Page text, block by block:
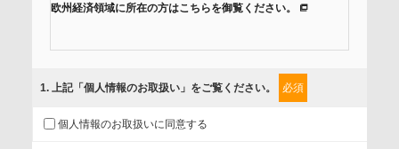
欧州経済領域に所在の方はこちらを御覧ください。
組みを行っています。
に取扱い、これらで定める範囲内で、サービスの提供やご案
1. 上記「個人情報のお取扱い」をご覧ください。 必須
個人情報のお取扱いに同意する